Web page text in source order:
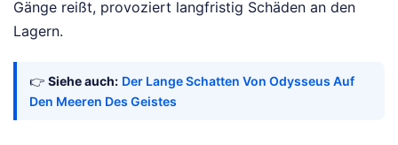
Gänge reißt, provoziert langfristig Schäden an den
Lagern.
👉 Siehe auch: Der Lange Schatten Von Odysseus Auf
Den Meeren Des Geistes